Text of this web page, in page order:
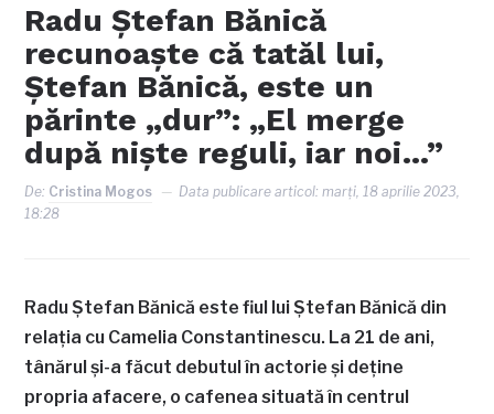
Radu Ștefan Bănică
recunoaște că tatăl lui,
Ștefan Bănică, este un
părinte „dur”: „El merge
după niște reguli, iar noi…”
De: Cristina Mogos Data publicare articol:marți, 18 aprilie 2023,
18:28
Radu Ștefan Bănică este fiul lui Ștefan Bănică din
relația cu Camelia Constantinescu. La 21 de ani,
tânărul și-a făcut debutul în actorie și deține
propria afacere, o cafenea situată în centrul